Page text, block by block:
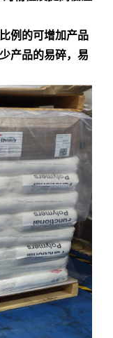
例的可增加产品
产品的易碎，易